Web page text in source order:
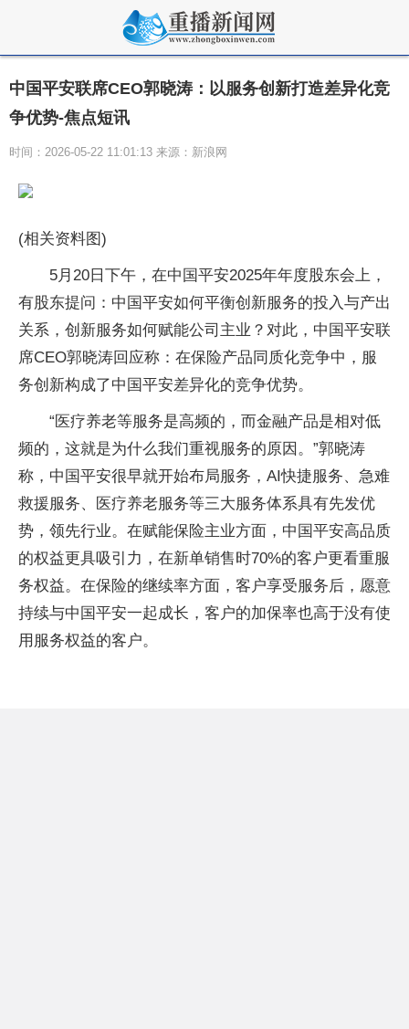
中国平安联席CEO郭晓涛：以服务创新打造差异化竞
争优势-焦点短讯
时间：2026-05-22 11:01:13 来源：新浪网
(相关资料图)
5月20日下午，在中国平安2025年年度股东会上，
有股东提问：中国平安如何平衡创新服务的投入与产出
关系，创新服务如何赋能公司主业？对此，中国平安联
席CEO郭晓涛回应称：在保险产品同质化竞争中，服
务创新构成了中国平安差异化的竞争优势。
“医疗养老等服务是高频的，而金融产品是相对低
频的，这就是为什么我们重视服务的原因。”郭晓涛
称，中国平安很早就开始布局服务，AI快捷服务、急难
救援服务、医疗养老服务等三大服务体系具有先发优
势，领先行业。在赋能保险主业方面，中国平安高品质
的权益更具吸引力，在新单销售时70%的客户更看重服
务权益。在保险的继续率方面，客户享受服务后，愿意
持续与中国平安一起成长，客户的加保率也高于没有使
用服务权益的客户。